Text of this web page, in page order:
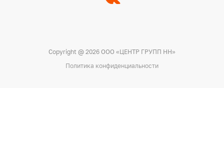
Copyright @ 2026 ООО «ЦЕНТР ГРУПП НН»
Политика конфиденциальности